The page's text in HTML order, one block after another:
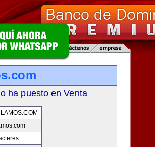
ha puesto en Venta